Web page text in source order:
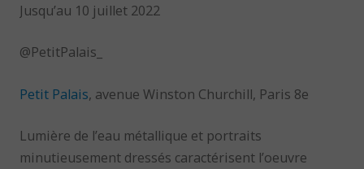
Jusqu’au 10 juillet 2022
@PetitPalais_
Petit Palais, avenue Winston Churchill, Paris 8e
Lumière de l’eau métallique et portraits
minutieusement dressés caractérisent l’oeuvre